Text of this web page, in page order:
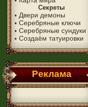
Секреты
• Двери демоны
• Серебряные ключи
• Серебряные сундуки
• Создаём татуировки
Реклама